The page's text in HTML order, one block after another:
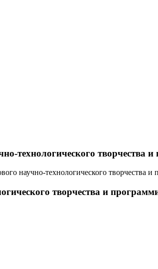
технологического творчества
научно-технологического
творчества и